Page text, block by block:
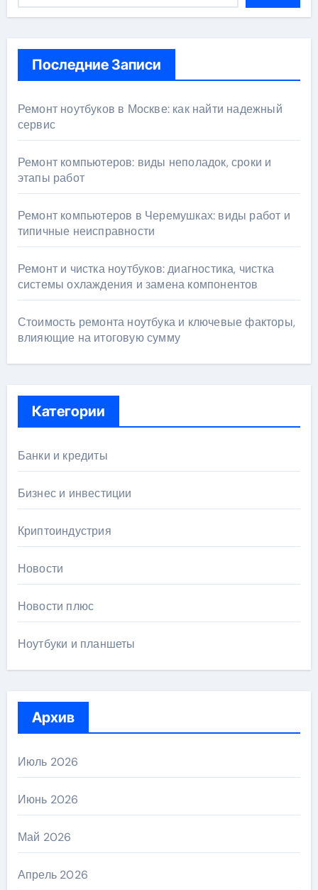
Последние Записи
Ремонт ноутбуков в Москве: как найти надежный
сервис
Ремонт компьютеров: виды неполадок, сроки и
этапы работ
Ремонт компьютеров в Черемушках: виды работ и
типичные неисправности
Ремонт и чистка ноутбуков: диагностика, чистка
системы охлаждения и замена компонентов
Стоимость ремонта ноутбука и ключевые факторы,
влияющие на итоговую сумму
Категории
Банки и кредиты
Бизнес и инвестиции
Криптоиндустрия
Новости
Новости плюс
Ноутбуки и планшеты
Архив
Июль 2026
Июнь 2026
Май 2026
Апрель 2026